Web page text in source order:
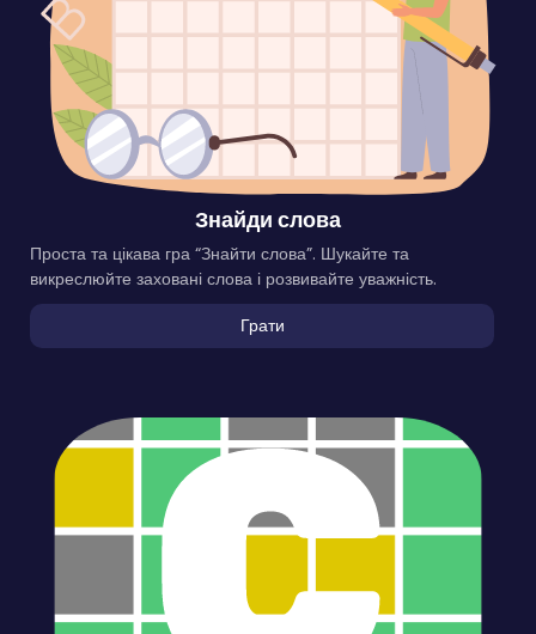
Знайди слова
Проста та цікава гра “Знайти слова”. Шукайте та
викреслюйте заховані слова і розвивайте уважність.
Грати